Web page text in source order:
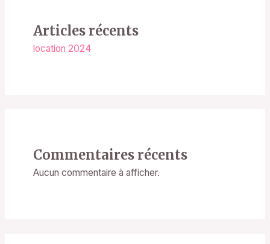
Articles récents
location 2024
Commentaires récents
Aucun commentaire à afficher.